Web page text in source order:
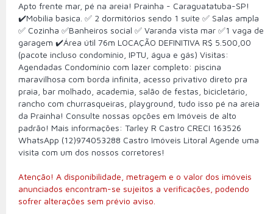
Apto frente mar, pé na areia! Prainha - Caraguatatuba-SP!
✔️Mobilia basica. ✅ 2 dormitórios sendo 1 suíte ✅ Salas ampla
✅ Cozinha ✅Banheiros social ✅ Varanda vista mar ✅1 vaga de
garagem ✔️Área útil 76m LOCAÇÃO DEFINITIVA R$ 5.500,00
(pacote incluso condomínio, IPTU, água e gás) Visitas:
Agendadas Condomínio com lazer completo: piscina
maravilhosa com borda infinita, acesso privativo direto pra
praia, bar molhado, academia, salão de festas, bicicletário,
rancho com churrasqueiras, playground, tudo isso pé na areia
da Prainha! Consulte nossas opções em Imóveis de alto
padrão! Mais informações: Tarley R Castro CRECI 163526
WhatsApp (12)974053288 Castro Imóveis Litoral Agende uma
visita com um dos nossos corretores!
Atenção! A disponibilidade, metragem e o valor dos imóveis
anunciados encontram-se sujeitos a verificações, podendo
sofrer alterações sem prévio aviso.